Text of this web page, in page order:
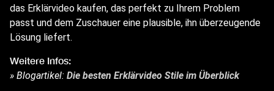
das Erklärvideo kaufen, das perfekt zu Ihrem Problem
passt und dem Zuschauer eine plausible, ihn überzeugende
Lösung liefert.
Weitere Infos:
» Blogartikel: Die besten Erklärvideo Stile im Überblick